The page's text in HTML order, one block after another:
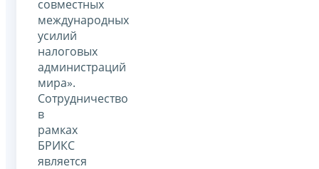
совместных
международных
усилий
налоговых
администраций
мира».
Сотрудничество
в
рамках
БРИКС
является